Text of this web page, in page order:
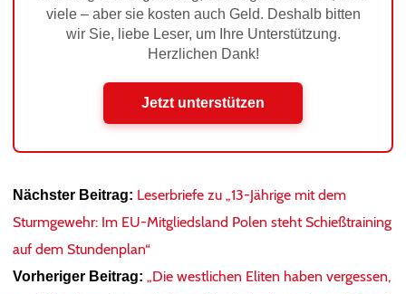
viele – aber sie kosten auch Geld. Deshalb bitten
wir Sie, liebe Leser, um Ihre Unterstützung.
Herzlichen Dank!
Jetzt unterstützen
Nächster Beitrag: Leserbriefe zu „13-Jährige mit dem
Sturmgewehr: Im EU-Mitgliedsland Polen steht Schießtraining
auf dem Stundenplan“
Vorheriger Beitrag: „Die westlichen Eliten haben vergessen,